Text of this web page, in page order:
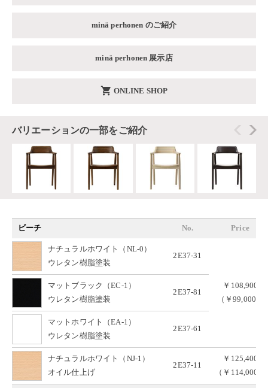
minä perhonen のご紹介
minä perhonen 展示店
shopping_cart ONLINE SHOP
バリエーションの一部をご紹介
ビーチ No. Price
ナチュラルホワイト（NL-0）
ウレタン樹脂塗装
2E37-31
￥108,900
（￥99,000）
マットブラック（EC-1）
ウレタン樹脂塗装
2E37-81
マットホワイト（EA-1）
ウレタン樹脂塗装
2E37-61
ナチュラルホワイト（NJ-1）
オイル仕上げ
2E37-11
￥125,400
（￥114,000）